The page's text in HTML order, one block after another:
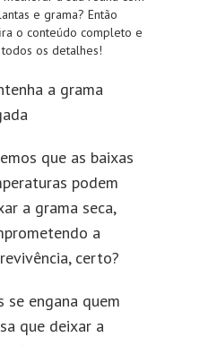
e grama? Então
o conteúdo completo e
os detalhes!
a grama
que as baixas
podem
a grama seca,
a
certo?
se engana quem
que deixar a